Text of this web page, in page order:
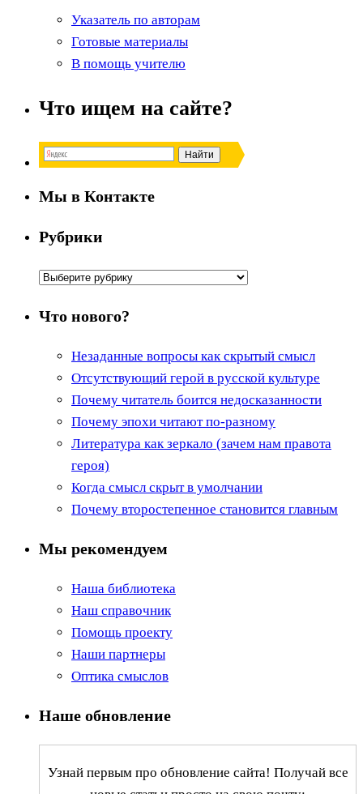
Указатель по авторам
Готовые материалы
В помощь учителю
Что ищем на сайте?
Мы в Контакте
Рубрики
Рубрики
Что нового?
Незаданные вопросы как скрытый смысл
Отсутствующий герой в русской культуре
Почему читатель боится недосказанности
Почему эпохи читают по-разному
Литература как зеркало (зачем нам правота
героя)
Когда смысл скрыт в умолчании
Почему второстепенное становится главным
Мы рекомендуем
Наша библиотека
Наш справочник
Помощь проекту
Наши партнеры
Оптика смыслов
Наше обновление
Узнай первым про обновление сайта! Получай все